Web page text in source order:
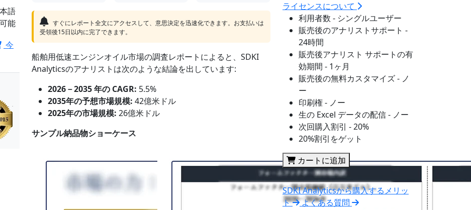
語
能
今
すぐにレポート全文にアクセスして、意思決定を迅速化できます。お支払いは
受領後15日以内に完了できます。
船舶用低速エンジンオイル市場の調査レポートによると、SDKI
Analyticsのアナリストは次のような結論を出しています:
2026－2035 年の CAGR: 5.5%
2035年の予想市場規模: 42億米ドル
2025年の市場規模: 26億米ドル
サンプル納品物ショーケース
ライセンスについて
利用者数 - シングルユーザー
販売後のアナリストサポート -
24時間
販売後アナリスト サポートの有
効期間 - 1ヶ月
販売後の無料カスタマイズ - ノ
ー
印刷権 - ノー
生の Excel データの配信 - ノー
次回購入割引 - 20%
20%割引をゲット
カートに追加
SDKI Analyticsから購入するメリッ
ト
よくある質問